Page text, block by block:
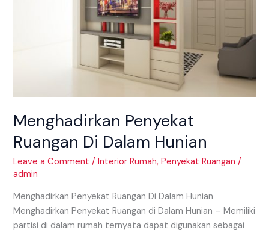
Menghadirkan Penyekat
Ruangan Di Dalam Hunian
Leave a Comment /Interior Rumah,Penyekat Ruangan /
admin
Menghadirkan Penyekat Ruangan Di Dalam Hunian
Menghadirkan Penyekat Ruangan di Dalam Hunian – Memiliki
partisi di dalam rumah ternyata dapat digunakan sebagai